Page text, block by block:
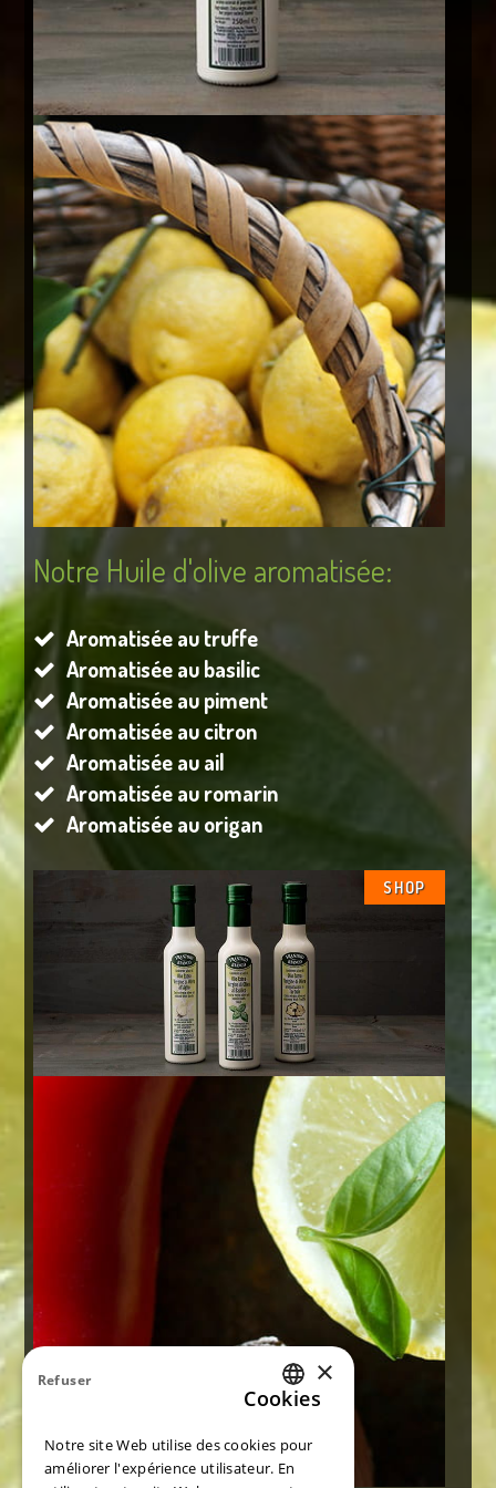
Notre Huile d'olive aromatisée:
Aromatisée au truffe
Aromatisée au basilic
Aromatisée au piment
Aromatisée au citron
Aromatisée au ail
Aromatisée au romarin
Aromatisée au origan
SHOP
ENGLISH
×
Cookies
Notre site Web utilise des cookies pour
améliorer l'expérience utilisateur. En
Refuser